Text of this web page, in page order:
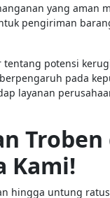
yang aman
pengiriman
potensi
pada
layanan
Troben
Kami!
hingga untung